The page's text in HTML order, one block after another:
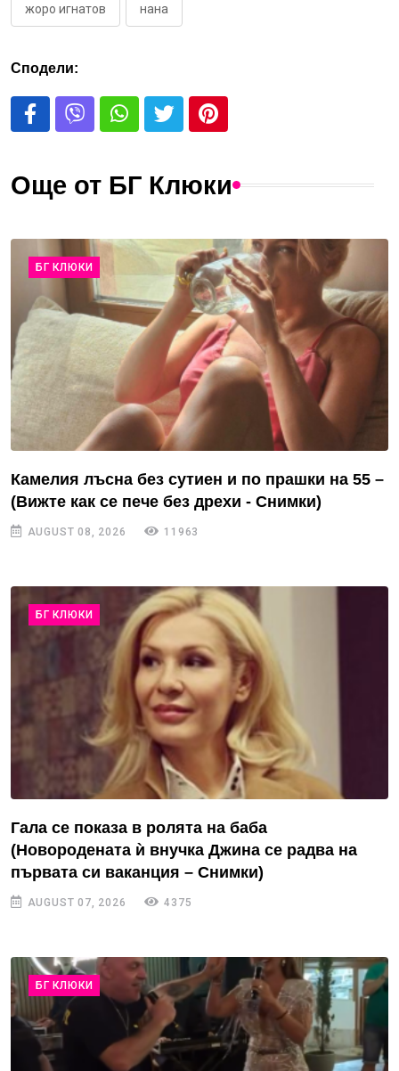
жоро игнатов нана
Сподели:
Още от БГ Клюки
БГ КЛЮКИ
Камелия лъсна без сутиен и по прашки на 55 –
(Вижте как се пече без дрехи - Снимки)
AUGUST 08, 2026 11963
БГ КЛЮКИ
Гала се показа в ролята на баба
(Новородената ѝ внучка Джина се радва на
първата си ваканция – Снимки)
AUGUST 07, 2026 4375
БГ КЛЮКИ